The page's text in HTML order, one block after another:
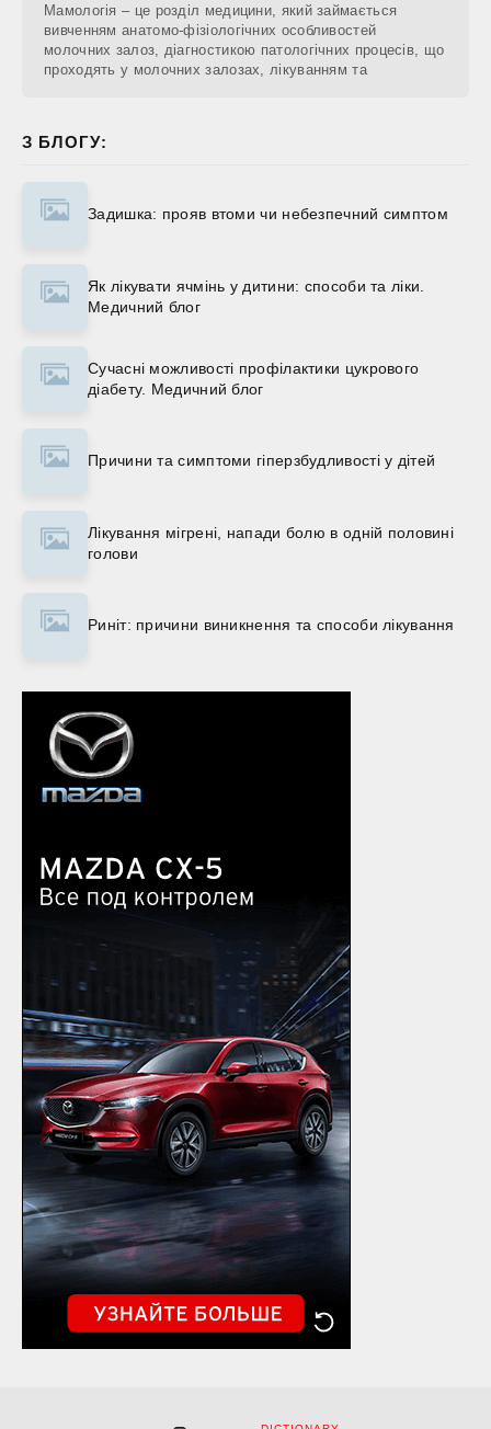
Мамологія – це розділ медицини, який займається
вивченням анатомо-фізіологічних особливостей
молочних залоз, діагностикою патологічних процесів, що
проходять у молочних залозах, лікуванням та
З БЛОГУ:
Задишка: прояв втоми чи небезпечний симптом
Як лікувати ячмінь у дитини: способи та ліки.
Медичний блог
Сучасні можливості профілактики цукрового
діабету. Медичний блог
Причини та симптоми гіперзбудливості у дітей
Лікування мігрені, напади болю в одній половині
голови
Риніт: причини виникнення та способи лікування